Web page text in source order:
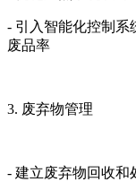
- 引入智能化控制系
废品率
3. 废弃物管理
- 建立废弃物回收和